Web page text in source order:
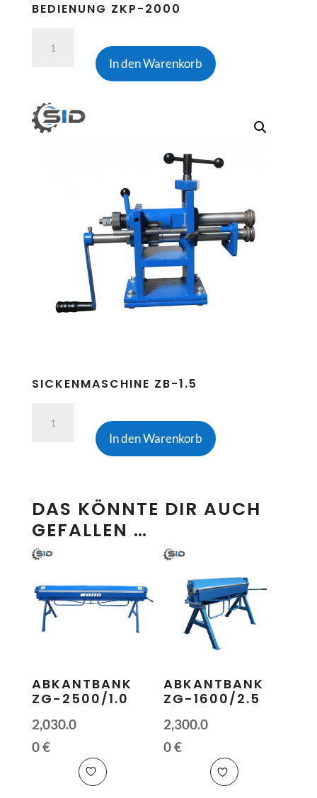
BEDIENUNG ZKP-2000
M
ann-
In den Warenkorb
SICKENMASCHINE ZB-1.5
In den Warenkorb
DAS KÖNNTE DIR AUCH
GEFALLEN …
ABKANTBANK
ZG-2500/1.0
2,030.0
0€
ABKANTBANK
ZG-1600/2.5
2,300.0
0€